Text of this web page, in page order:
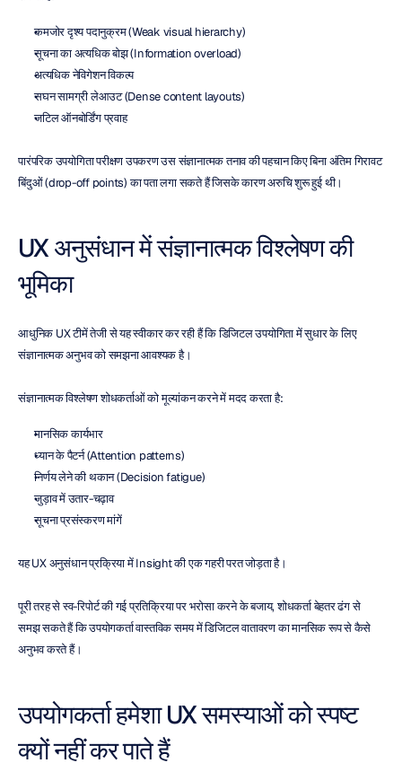
कमजोर दृश्य पदानुक्रम (Weak visual hierarchy)
सूचना का अत्यधिक बोझ (Information overload)
अत्यधिक नेविगेशन विकल्प
सघन सामग्री लेआउट (Dense content layouts)
जटिल ऑनबोर्डिंग प्रवाह
पारंपरिक उपयोगिता परीक्षण उपकरण उस संज्ञानात्मक तनाव की पहचान किए बिना अंतिम गिरावट
बिंदुओं (drop-off points) का पता लगा सकते हैं जिसके कारण अरुचि शुरू हुई थी।
UX अनुसंधान में संज्ञानात्मक विश्लेषण की
भूमिका
आधुनिक UX टीमें तेजी से यह स्वीकार कर रही हैं कि डिजिटल उपयोगिता में सुधार के लिए
संज्ञानात्मक अनुभव को समझना आवश्यक है।
संज्ञानात्मक विश्लेषण शोधकर्ताओं को मूल्यांकन करने में मदद करता है:
मानसिक कार्यभार
ध्यान के पैटर्न (Attention patterns)
निर्णय लेने की थकान (Decision fatigue)
जुड़ाव में उतार-चढ़ाव
सूचना प्रसंस्करण मांगें
यह UX अनुसंधान प्रक्रिया में Insight की एक गहरी परत जोड़ता है।
पूरी तरह से स्व-रिपोर्ट की गई प्रतिक्रिया पर भरोसा करने के बजाय, शोधकर्ता बेहतर ढंग से
समझ सकते हैं कि उपयोगकर्ता वास्तविक समय में डिजिटल वातावरण का मानसिक रूप से कैसे
अनुभव करते हैं।
उपयोगकर्ता हमेशा UX समस्याओं को स्पष्ट
क्यों नहीं कर पाते हैं